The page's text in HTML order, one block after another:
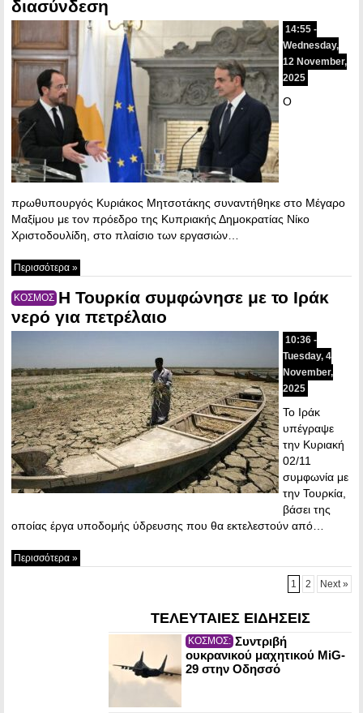
διασύνδεση
14:55 -
Wednesday,
12 November,
2025
Ο
πρωθυπουργός Κυριάκος Μητσοτάκης συναντήθηκε στο Μέγαρο
Μαξίμου με τον πρόεδρο της Κυπριακής Δημοκρατίας Νίκο
Χριστοδουλίδη, στο πλαίσιο των εργασιών…
Περισσότερα »
ΚΟΣΜΟΣ Η Τουρκία συμφώνησε με το Ιράκ
νερό για πετρέλαιο
10:36 -
Tuesday, 4
November,
2025
Το Ιράκ
υπέγραψε
την Κυριακή
02/11
συμφωνία με
την Τουρκία,
βάσει της
οποίας έργα υποδομής ύδρευσης που θα εκτελεστούν από…
Περισσότερα »
1 2 Next »
ΤΕΛΕΥΤΑΙΕΣ ΕΙΔΗΣΕΙΣ
ΚΟΣΜΟΣ: Συντριβή
ουκρανικού μαχητικού MiG-
29 στην Οδησσό